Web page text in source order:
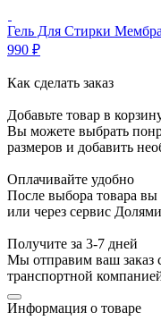
Гель Для Стирки
990 ₽
Как сделать заказ
Добавьте товар в
Вы можете выбрать
размеров и добавить
Оплачивайте удобно
После выбора товара вы
или через сервис
Получите за 3-7 дней
Мы отправим ваш заказ
транспортной
Информация о товаре